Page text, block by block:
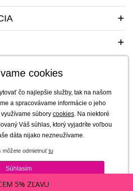
a mim(m)oriadnou starostlivosťou od
roku 2011
pre ČR a Slovensko
s.r.o. |Všetky práva vyhradené | technicky
Simplia s.r.o.
cookies
čo najlepšie služby, tak na našom
a spracovávame informácie o jeho
súbory cookies. Na niektoré
Váš súhlas, ktorý vyjadríte voľbou
dáta nijako nezneužívame.
môžete odmietnuťtu
Súhlasím
5% ZĽAVU